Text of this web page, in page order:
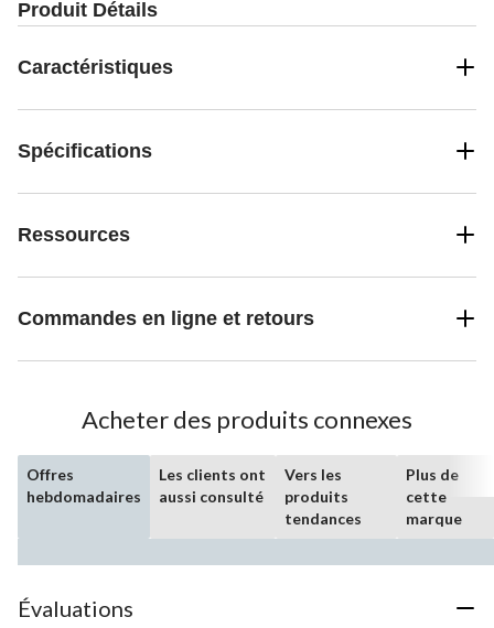
Produit Détails
Caractéristiques
Spécifications
Ressources
Commandes en ligne et retours
Acheter des produits connexes
Offres
hebdomadaires
Les clients ont
aussi consulté
Vers les
produits
tendances
Plus de
cette
marque
Évaluations